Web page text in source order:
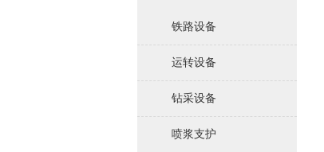
铁路设备
运转设备
钻采设备
喷浆支护